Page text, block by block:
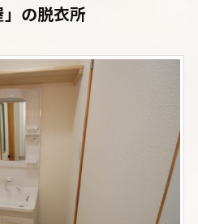
」の脱衣所